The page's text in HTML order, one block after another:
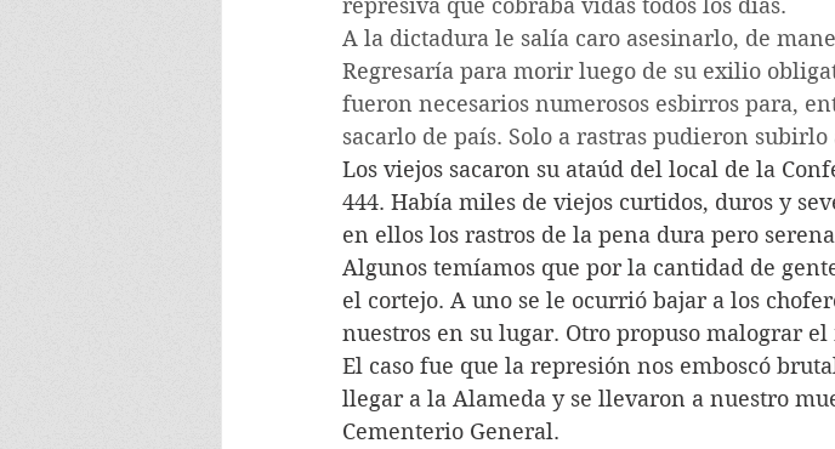
represiva que cobraba vidas todos los días.
A la dictadura le salía caro asesinarlo, de
Regresaría para morir luego de su exilio
fueron necesarios numerosos esbirros para,
sacarlo de país. Solo a rastras pudieron
Los viejos sacaron su ataúd del local de la
444. Había miles de viejos curtidos, duros y
en ellos los rastros de la pena dura pero
Algunos temíamos que por la cantidad de
el cortejo. A uno se le ocurrió bajar a los
nuestros en su lugar. Otro propuso malograr
El caso fue que la represión nos emboscó
llegar a la Alameda y se llevaron a nuestro
Cementerio General.